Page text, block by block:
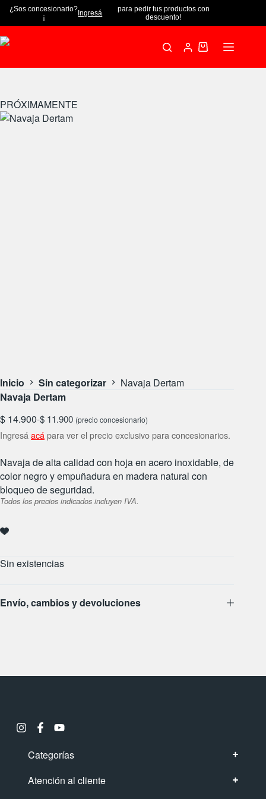
¿Sos concesionario?
¡
Ingresá
para pedir tus productos con
descuento!
PRÓXIMAMENTE
Inicio Sin categorizar
Navaja Dertam
Navaja Dertam
$ 14.900-$ 11.900 (precio concesionario)
Ingresáacápara ver el precio exclusivo para concesionarios.
Navaja de alta calidad con hoja en acero inoxidable, de
color negro y empuñadura en madera natural con
bloqueo de seguridad.
Todos los precios indicados incluyen IVA.
Sin existencias
Envío, cambios y devoluciones
Categorías
Atención al cliente